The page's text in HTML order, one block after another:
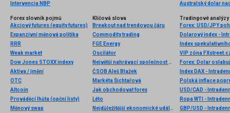
Intervencia NBP
Australský dolar
Forex slovník pojmů
Akciový futures (equity futures)
Expanzivní měnová politika
RRR
Weak market
Dow Jones STOXX indexy
Aktiva / jmění
OTC
Altcoin
Prováděcí lhůta (opční listy)
Měnový swap
Klíčová slova
Breakout nad trendovou čáru
Commodity trading
FGE Energy
Oscilátor
Největší nahrávací společnost na světě
ČSOB Aleš Blažek
Markéta Šichtařová
Jak obchodovat forex
Léto
Nejdůležitější ekonomické události
Tradingové analýzy
Forex: USD/JPY
Dolarový index -
Index
Index DAX -
USD/CAD -
Ropa WTI -
GBP/USD -